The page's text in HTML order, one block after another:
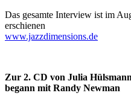
Das gesamte Interview ist im
erschienen
www.jazzdimensions.de
Zur 2. CD von Julia
begann mit Randy Newman